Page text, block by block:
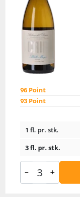
96 Point
93 Point
1 fl. pr. stk.
3 fl. pr. stk.